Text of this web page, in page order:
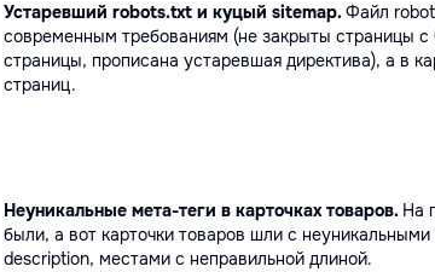
Устаревший robots.txt и куцый sitemap.Файл
современным требованиям (не закрыты страницы с
страницы, прописана устаревшая директива), а в
страниц.
Неуникальные мета-теги в карточках товаров. На
были, а вот карточки товаров шли с
description, местами с неправильной длиной.